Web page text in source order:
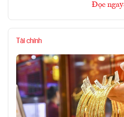
Đọc ngay
Tài chính